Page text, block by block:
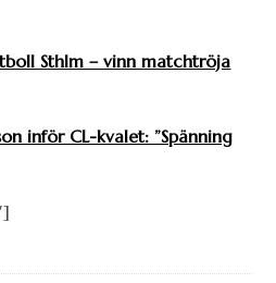
Sthlm – vinn matchtröja
inför CL-kvalet: ”Spänning